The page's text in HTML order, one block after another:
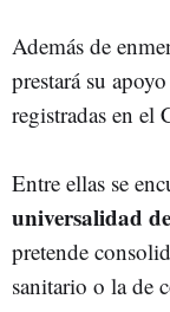
Además de
prestará su
registradas en el
Entre ellas se
universalidad
pretende
sanitario o la de